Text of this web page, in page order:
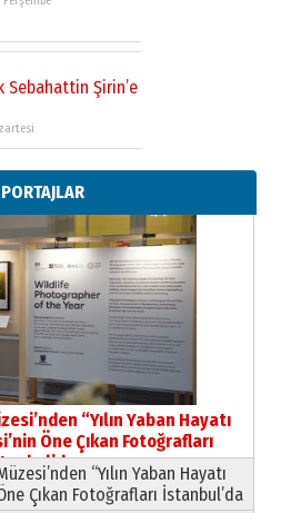
Sebahattin Şirin’e
Yeri
KIZI
Sebahattin Şirin’e
“Yılın Yaban Hayatı
Öne Çıkan Fotoğrafları
“Yılın Yaban Hayatı
Çıkan Fotoğrafları İstanbul’da